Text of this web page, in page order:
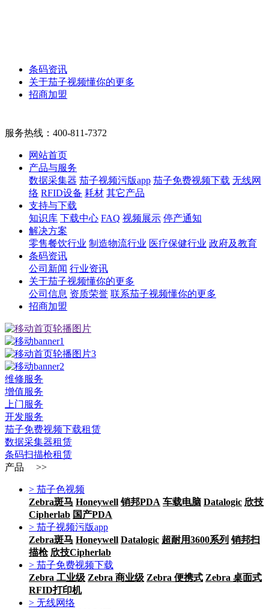
条码资讯
关于茄子视频懂你的更多
招商加盟
服务热线： 400-811-7372
网站首页
产品与服务
数据采集器 茄子视频污版app 茄子免费视频下载 无线网
络 RFID设备 耗材 其它产品
支持与下载
知识库 下载中心 FAQ 视频展示 停产通知
解决方案
零售餐饮行业 制造物流行业 医疗保健行业 政府及教育
条码资讯
公司新闻 行业资讯
关于茄子视频懂你的更多
公司信息 资质荣誉 联系茄子视频懂你的更多
招商加盟
维修服务
增值服务
上门服务
开发服务
茄子免费视频下载租赁
数据采集器租赁
条码扫描枪租赁
产品 >>
> 茄子色视频
Zebra斑马 Honeywell 销邦PDA 车载电脑 Datalogic 欣技
Cipherlab 国产PDA
> 茄子视频污版app
Zebra斑马 Honeywell Datalogic 超耐用3600系列 销邦扫
描枪 欣技Cipherlab
> 茄子免费视频下载
Zebra 工业级 Zebra 商业级 Zebra 便携式 Zebra 桌面式
RFID打印机
> 无线网络